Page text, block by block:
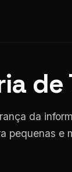
de
da
pequenas e